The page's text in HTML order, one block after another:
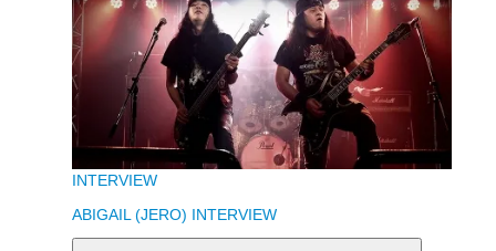
INTERVIEW
ABIGAIL (JERO) INTERVIEW